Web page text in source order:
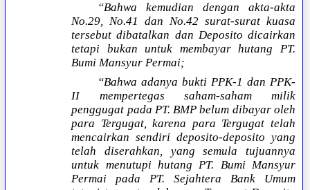
“Bahwa kemudian dengan akta-akta
No.29, No.41 dan No.42 surat-surat kuasa
tersebut dibatalkan dan Deposito dicairkan
tetapi bukan untuk membayar hutang PT.
Bumi Mansyur Permai;
“Bahwa adanya bukti PPK-1 dan PPK-
II mempertegas saham-saham milik
penggugat pada PT. BMP belum dibayar oleh
para Tergugat, karena para Tergugat telah
mencairkan sendiri deposito-deposito yang
telah diserahkan, yang semula tujuannya
untuk menutupi hutang PT. Bumi Mansyur
Permai pada PT. Sejahtera Bank Umum